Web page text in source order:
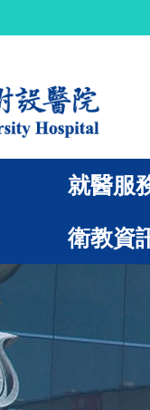
就醫服
衛教資